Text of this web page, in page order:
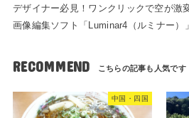
デザイナー必見！ワンクリックで空が激
画像編集ソフト「Luminar4（ルミナー）」
RECOMMEND
中国・四国